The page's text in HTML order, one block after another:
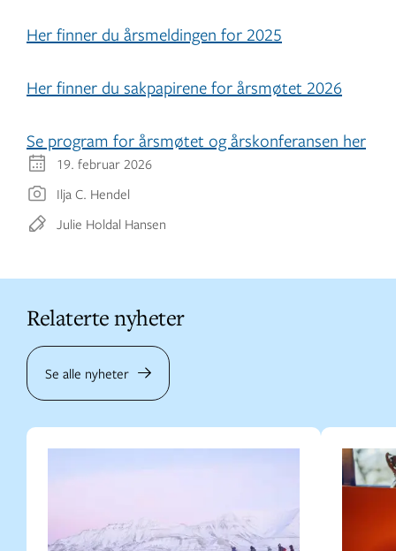
19. februar 2026
Ilja C. Hendel
Julie Holdal Hansen
Her finner du årsmeldingen for 2025
Her finner du sakpapirene for årsmøtet 2026
Se program for årsmøtet og årskonferansen her
Relaterte nyheter
Se alle nyheter